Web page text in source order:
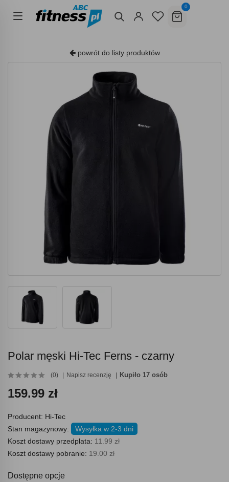
0
powrót do listy produktów
Polar męski Hi-Tec Ferns - czarny
(0) Napisz recenzję Kupiło 17 osób
159.99 zł
Producent: Hi-Tec
Stan magazynowy:
Wysyłka w 2-3 dni
Koszt dostawy przedpłata: 11.99 zł
Koszt dostawy pobranie: 19.00 zł
Dostępne opcje